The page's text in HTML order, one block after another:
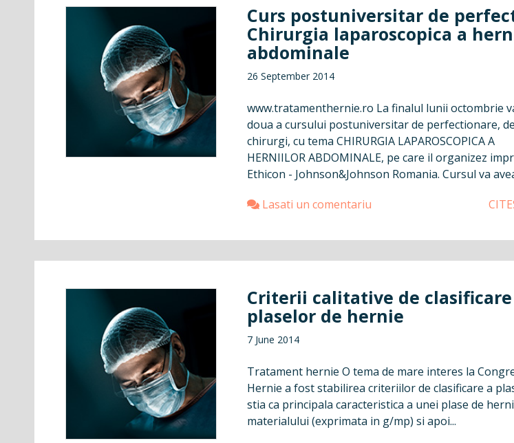
Curs postuniversitar de
Chirurgia laparoscopica a
abdominale
26 September 2014
www.tratamenthernie.ro La finalul lunii octombrie
doua a cursului postuniversitar de perfectionare,
chirurgi, cu tema CHIRURGIA LAPAROSCOPICA A
HERNIILOR ABDOMINALE, pe care il organizez
Ethicon - Johnson&Johnson Romania. Cursul va
Lasati un comentariu
Criterii calitative de clasificare
plaselor de hernie
7 June 2014
Tratament hernie O tema de mare interes la
Hernie a fost stabilirea criteriilor de clasificare a
stia ca principala caracteristica a unei plase de
materialului (exprimata in g/mp) si apoi...